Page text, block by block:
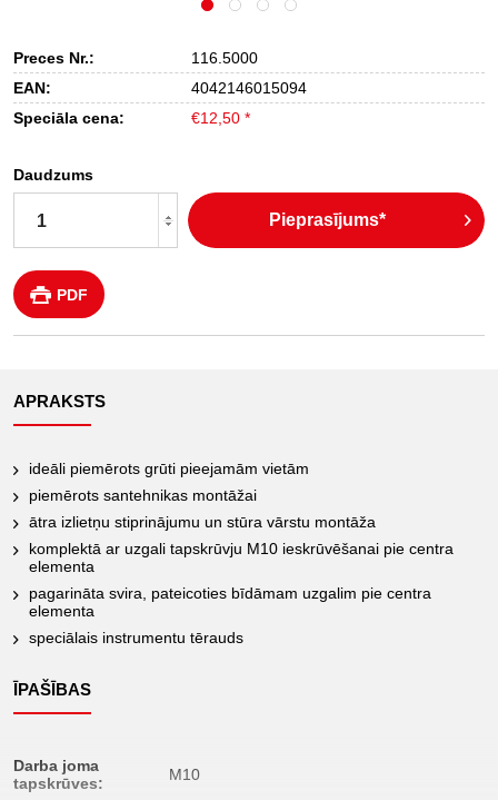
Preces Nr.:
116.5000
EAN:
4042146015094
Speciāla cena:
€12,50 *
Daudzums
Pieprasījums*
PDF
APRAKSTS
ideāli piemērots grūti pieejamām vietām
piemērots santehnikas montāžai
ātra izlietņu stiprinājumu un stūra vārstu montāža
komplektā ar uzgali tapskrūvju M10 ieskrūvēšanai pie centra
elementa
pagarināta svira, pateicoties bīdāmam uzgalim pie centra
elementa
speciālais instrumentu tērauds
ĪPAŠĪBAS
Darba joma
tapskrūves:
M10